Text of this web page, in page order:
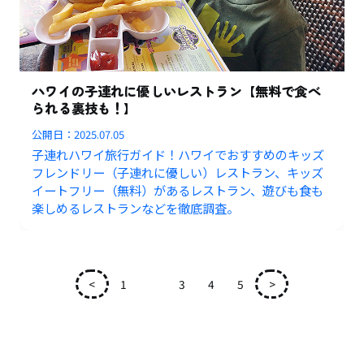
ハワイの子連れに優しいレストラン【無料で食べ
られる裏技も！】
公開日：2025.07.05
子連れハワイ旅行ガイド！ハワイでおすすめのキッズ
フレンドリー（子連れに優しい）レストラン、キッズ
イートフリー（無料）があるレストラン、遊びも食も
楽しめるレストランなどを徹底調査。
< 1 3 4 5 >